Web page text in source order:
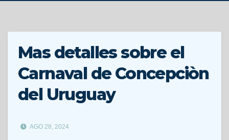
Mas detalles sobre el
Carnaval de Concepciòn
del Uruguay
AGO 28, 2024